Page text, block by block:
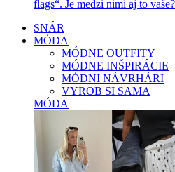
flags“. Je medzi nimi aj to vaše?
SNÁR
MÓDA
MÓDNE OUTFITY
MÓDNE INŠPIRÁCIE
MÓDNI NÁVRHÁRI
VYROB SI SAMA
MÓDA